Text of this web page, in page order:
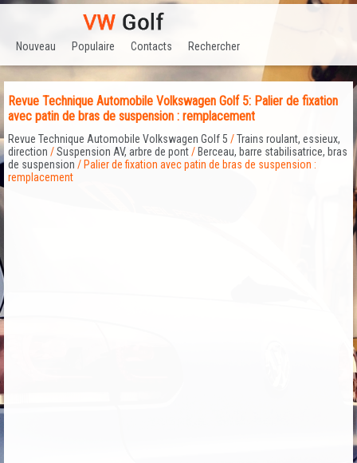
Nouveau Populaire Contacts Rechercher
Revue Technique Automobile Volkswagen Golf 5: Palier de fixation
avec patin de bras de suspension : remplacement
Revue Technique Automobile Volkswagen Golf 5 /Trains roulant, essieux,
direction /Suspension AV, arbre de pont/ Berceau, barre stabilisatrice, bras
de suspension / Palier de fixation avec patin de bras de suspension :
remplacement